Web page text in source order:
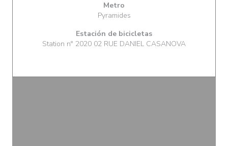
Metro
Pyramides
Estación de bicicletas
Station n° 2020 02 RUE DANIEL CASANOVA